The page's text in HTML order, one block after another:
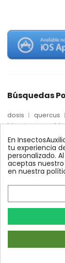
Búsquedas
dosis quercus
trips
mosca
Econex
control
max
nido
xilemax
foresta
bioline
robles
control biologico
Ecológica y
En
tu experiencia
personalizado.
aceptas
en nuestra